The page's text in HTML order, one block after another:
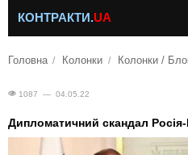
КОНТРАКТИ.UA
Головна Колонки Колонки /
1087 — 04.05.22
Дипломатичний скандал